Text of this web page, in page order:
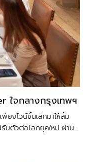
ใจกลางกรุงเทพฯ
ยงไวน์ชั้นเลิศมาให้ลิ้ม
บตัวต่อโลกยุคใหม่ ผ่าน